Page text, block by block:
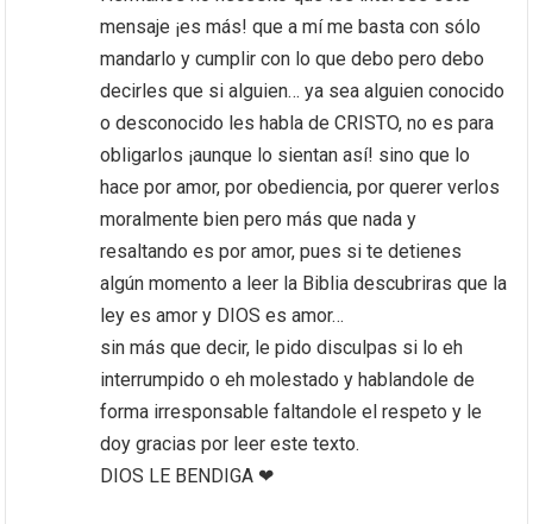
mensaje ¡es más! que a mí me basta con sólo
mandarlo y cumplir con lo que debo pero debo
decirles que si alguien… ya sea alguien conocido
o desconocido les habla de CRISTO, no es para
obligarlos ¡aunque lo sientan así! sino que lo
hace por amor, por obediencia, por querer verlos
moralmente bien pero más que nada y
resaltando es por amor, pues si te detienes
algún momento a leer la Biblia descubriras que la
ley es amor y DIOS es amor…
sin más que decir, le pido disculpas si lo eh
interrumpido o eh molestado y hablandole de
forma irresponsable faltandole el respeto y le
doy gracias por leer este texto.
DIOS LE BENDIGA ❤